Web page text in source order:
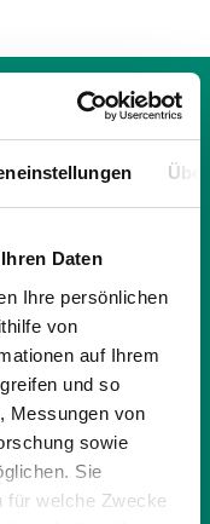
Daten
Ihre persönlichen
von
auf Ihrem
und so
Messungen von
sowie
Sie
für welche Zwecke
IN